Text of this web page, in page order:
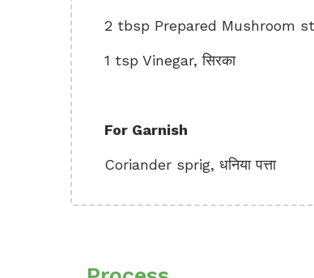
2 tbsp Prepared Mushroom
1 tsp Vinegar, सिरका
For Garnish
Coriander sprig, धनिया पत्ता